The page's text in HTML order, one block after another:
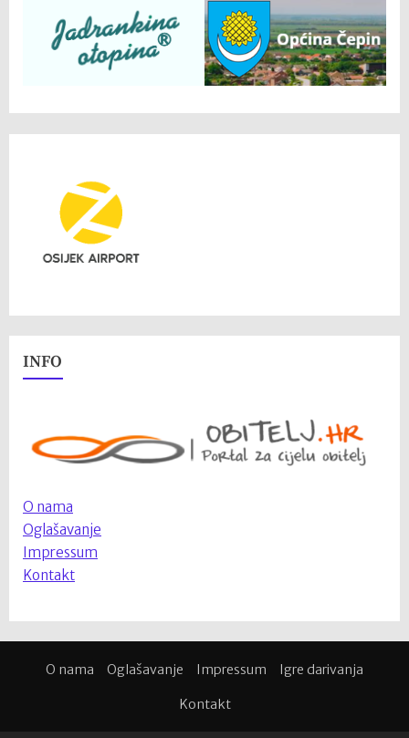
INFO
O nama
Oglašavanje
Impressum
Kontakt
O nama Oglašavanje Impressum Igre darivanja
Kontakt